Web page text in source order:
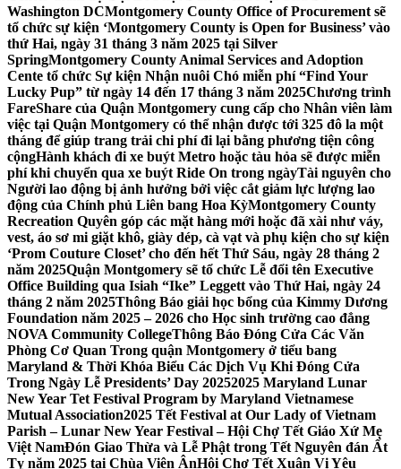
Washington DCMontgomery County Office of Procurement sẽ
tổ chức sự kiện ‘Montgomery County is Open for Business’ vào
thứ Hai, ngày 31 tháng 3 năm 2025 tại Silver
SpringMontgomery County Animal Services and Adoption
Cente tổ chức Sự kiện Nhận nuôi Chó miễn phí “Find Your
Lucky Pup” từ ngày 14 đến 17 tháng 3 năm 2025Chương trình
FareShare của Quận Montgomery cung cấp cho Nhân viên làm
việc tại Quận Montgomery có thể nhận được tới 325 đô la một
tháng để giúp trang trải chi phí đi lại bằng phương tiện công
cộngHành khách đi xe buýt Metro hoặc tàu hỏa sẽ được miễn
phí khi chuyển qua xe buýt Ride On trong ngàyTài nguyên cho
Người lao động bị ảnh hưởng bởi việc cắt giảm lực lượng lao
động của Chính phủ Liên bang Hoa KỳMontgomery County
Recreation Quyên góp các mặt hàng mới hoặc đã xài như váy,
vest, áo sơ mi giặt khô, giày dép, cà vạt và phụ kiện cho sự kiện
‘Prom Couture Closet’ cho đến hết Thứ Sáu, ngày 28 tháng 2
năm 2025Quận Montgomery sẽ tổ chức Lễ đổi tên Executive
Office Building qua Isiah “Ike” Leggett vào Thứ Hai, ngày 24
tháng 2 năm 2025Thông Báo giải học bổng của Kimmy Dương
Foundation năm 2025 – 2026 cho Học sinh trường cao đẳng
NOVA Community CollegeThông Báo Đóng Cửa Các Văn
Phòng Cơ Quan Trong quận Montgomery ở tiểu bang
Maryland & Thời Khóa Biểu Các Dịch Vụ Khi Đóng Cửa
Trong Ngày Lễ Presidents’ Day 20252025 Maryland Lunar
New Year Tet Festival Program by Maryland Vietnamese
Mutual Association2025 Tết Festival at Our Lady of Vietnam
Parish – Lunar New Year Festival – Hội Chợ Tết Giáo Xứ Mẹ
Việt NamĐón Giao Thừa và Lễ Phật trong Tết Nguyên đán Ất
Tỵ năm 2025 tại Chùa Viên ÂnHội Chợ Tết Xuân Vị Yêu